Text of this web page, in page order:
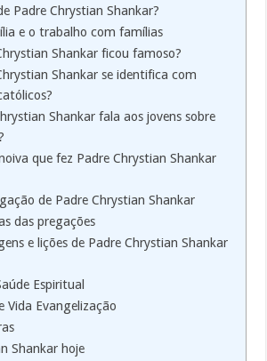
Padre Chrystian Shankar?
e o trabalho com famílias
Shankar ficou famoso?
Shankar se identifica com
Shankar fala aos jovens sobre
que fez Padre Chrystian Shankar
de Padre Chrystian Shankar
das pregações
e lições de Padre Chrystian Shankar
Espiritual
Vida Evangelização
Shankar hoje